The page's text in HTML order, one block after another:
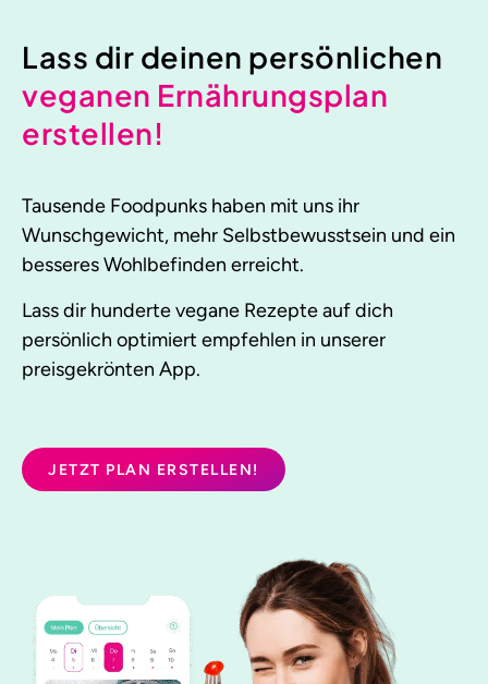
Lass dir deinen persönlichen
veganen Ernährungsplan
erstellen!
Tausende Foodpunks haben mit uns ihr
Wunschgewicht, mehr Selbstbewusstsein und ein
besseres Wohlbefinden erreicht.
Lass dir hunderte vegane Rezepte auf dich
persönlich optimiert empfehlen in unserer
preisgekrönten App.
JETZT PLAN ERSTELLEN!